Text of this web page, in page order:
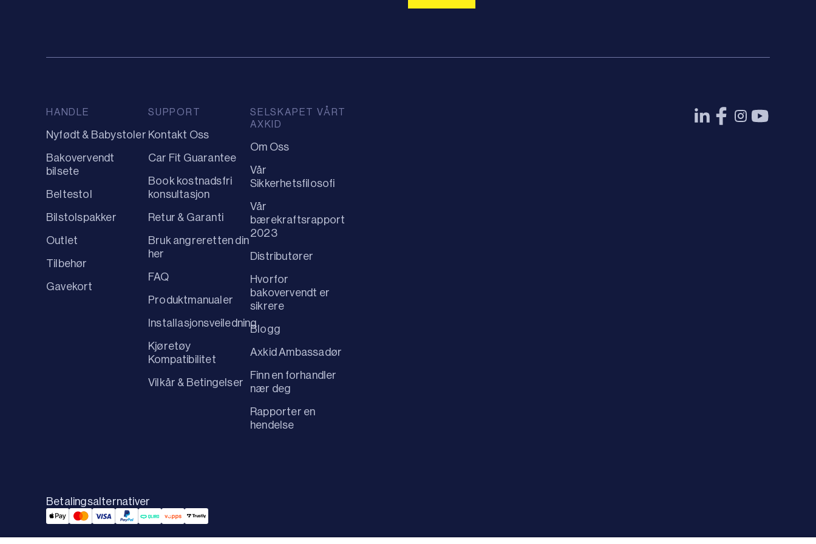
HANDLE
Nyfødt & Babystoler
Bakovervendt
bilsete
Beltestol
Bilstolspakker
Outlet
Tilbehør
Gavekort
SUPPORT
Kontakt Oss
Car Fit Guarantee
Book kostnadsfri
konsultasjon
Retur & Garanti
Bruk angreretten din
her
FAQ
Produktmanualer
Installasjonsveiledning
Kjøretøy
Kompatibilitet
Vilkår & Betingelser
SELSKAPET VÅRT
AXKID
Om Oss
Vår
Sikkerhetsfilosofi
Vår
bærekraftsrapport
2023
Distributører
Hvorfor
bakovervendt er
sikrere
Blogg
Axkid Ambassadør
Finn en forhandler
nær deg
Rapporter en
hendelse
Betalingsalternativer
Applepay Payment
Mastercard Payment
Visa Payment
Paypal Payment
Qliro Payment
Vipps Payment
Trustly Payment